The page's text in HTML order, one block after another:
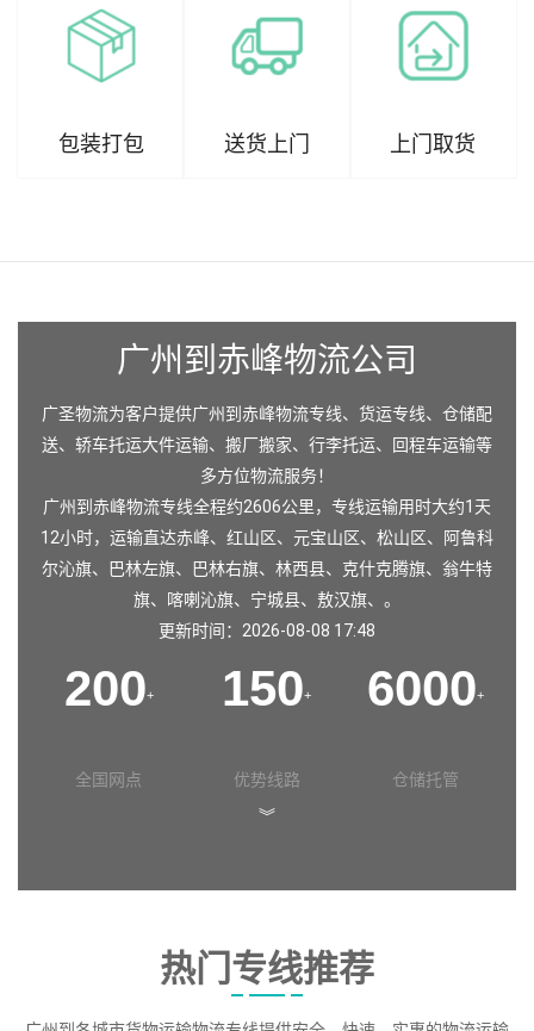
包装打包 送货上门 上门取货
广州到赤峰物流公司
广圣物流为客户提供广州到赤峰物流专线、货运专线、仓储配
送、轿车托运大件运输、搬厂搬家、行李托运、回程车运输等
多方位物流服务！
广州到赤峰物流专线全程约2606公里，专线运输用时大约1天
12小时，运输直达赤峰、 红山区、 元宝山区、 松山区、
阿鲁科
尔沁旗、 巴林左旗、 巴林右旗、 林西县、 克什克腾旗、 翁牛特
旗、 喀喇沁旗、 宁城县、 敖汉旗、。
更新时间：2026-08-08 17:48
200+
全国网点
150+
优势线路
6000+
仓储托管
︾
热门专线推荐